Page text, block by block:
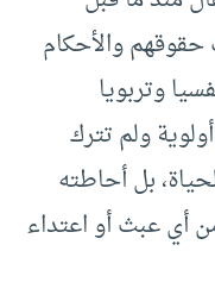
والأحكام
وتربويا
ولم تترك
بل أحاطته
أي عبث أو اعتداء